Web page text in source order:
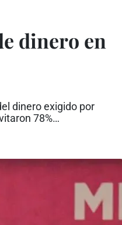
dinero en
dinero exigido por
78%…